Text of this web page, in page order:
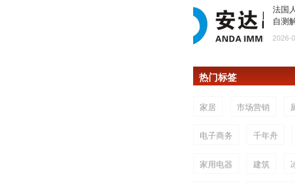
法国
自测
2026-
热门标签
家居 市场营销
电子商务 千年舟
家用电器 建筑